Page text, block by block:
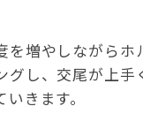
を増やしながらホ
グし、交尾が上手
きます。